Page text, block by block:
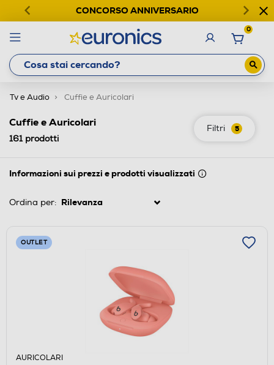
CONCORSO ANNIVERSARIO
0
Tv e Audio Cuffie e Auricolari
Filtri 5
Cuffie e Auricolari
161prodotti
Informazioni sui prezzi e prodotti visualizzati
Ordina per:
OUTLET
AURICOLARI